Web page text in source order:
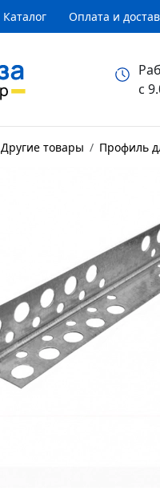
Каталог Оплата и
с
Другие товары Профиль